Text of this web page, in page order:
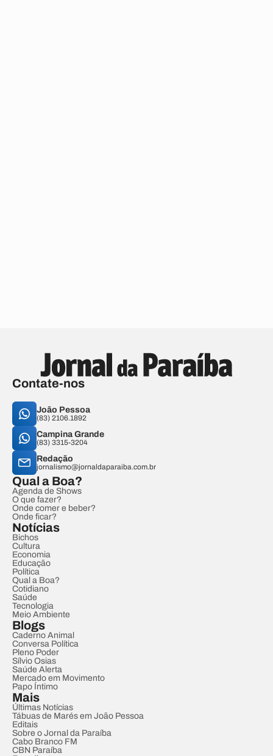
Contate-nos
João Pessoa
(83) 2106.1892
Campina Grande
(83) 3315-3204
Redação
jornalismo@jornaldaparaiba.com.br
Qual a Boa?
Agenda de Shows
O que fazer?
Onde comer e beber?
Onde ficar?
Notícias
Bichos
Cultura
Economia
Educação
Política
Qual a Boa?
Cotidiano
Saúde
Tecnologia
Meio Ambiente
Blogs
Caderno Animal
Conversa Política
Pleno Poder
Sílvio Osias
Saúde Alerta
Mercado em Movimento
Papo Íntimo
Mais
Últimas Notícias
Tábuas de Marés em João Pessoa
Editais
Sobre o Jornal da Paraíba
Cabo Branco FM
CBN Paraíba